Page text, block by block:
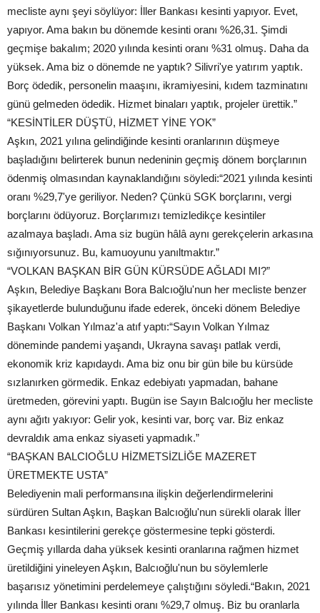
mecliste aynı şeyi söylüyor: İller Bankası kesinti yapıyor. Evet,
yapıyor. Ama bakın bu dönemde kesinti oranı %26,31. Şimdi
geçmişe bakalım; 2020 yılında kesinti oranı %31 olmuş. Daha da
yüksek. Ama biz o dönemde ne yaptık? Silivri'ye yatırım yaptık.
Borç ödedik, personelin maaşını, ikramiyesini, kıdem tazminatını
günü gelmeden ödedik. Hizmet binaları yaptık, projeler ürettik.”
“KESİNTİLER DÜŞTÜ, HİZMET YİNE YOK”
Aşkın, 2021 yılına gelindiğinde kesinti oranlarının düşmeye
başladığını belirterek bunun nedeninin geçmiş dönem borçlarının
ödenmiş olmasından kaynaklandığını söyledi:“2021 yılında kesinti
oranı %29,7'ye geriliyor. Neden? Çünkü SGK borçlarını, vergi
borçlarını ödüyoruz. Borçlarımızı temizledikçe kesintiler
azalmaya başladı. Ama siz bugün hâlâ aynı gerekçelerin arkasına
sığınıyorsunuz. Bu, kamuoyunu yanıltmaktır.”
“VOLKAN BAŞKAN BİR GÜN KÜRSÜDE AĞLADI MI?”
Aşkın, Belediye Başkanı Bora Balcıoğlu'nun her mecliste benzer
şikayetlerde bulunduğunu ifade ederek, önceki dönem Belediye
Başkanı Volkan Yılmaz'a atıf yaptı:“Sayın Volkan Yılmaz
döneminde pandemi yaşandı, Ukrayna savaşı patlak verdi,
ekonomik kriz kapıdaydı. Ama biz onu bir gün bile bu kürsüde
sızlanırken görmedik. Enkaz edebiyatı yapmadan, bahane
üretmeden, görevini yaptı. Bugün ise Sayın Balcıoğlu her mecliste
aynı ağıtı yakıyor: Gelir yok, kesinti var, borç var. Biz enkaz
devraldık ama enkaz siyaseti yapmadık.”
“BAŞKAN BALCIOĞLU HİZMETSİZLİĞE MAZERET
ÜRETMEKTE USTA”
Belediyenin mali performansına ilişkin değerlendirmelerini
sürdüren Sultan Aşkın, Başkan Balcıoğlu'nun sürekli olarak İller
Bankası kesintilerini gerekçe göstermesine tepki gösterdi.
Geçmiş yıllarda daha yüksek kesinti oranlarına rağmen hizmet
üretildiğini yineleyen Aşkın, Balcıoğlu'nun bu söylemlerle
başarısız yönetimini perdelemeye çalıştığını söyledi.“Bakın, 2021
yılında İller Bankası kesinti oranı %29,7 olmuş. Biz bu oranlarla